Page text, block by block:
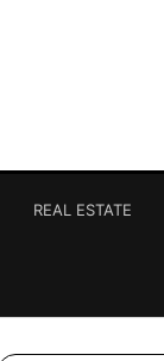
REAL ESTATE